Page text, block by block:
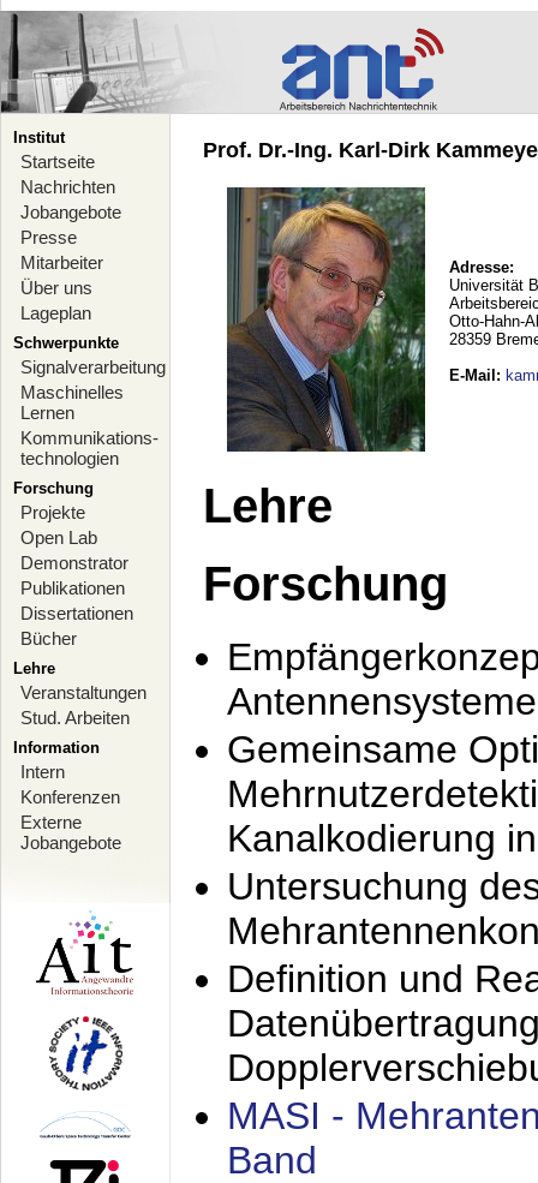
Institut
Startseite
Nachrichten
Jobangebote
Presse
Mitarbeiter
Über uns
Lageplan
Schwerpunkte
Signalverarbeitung
Maschinelles
Lernen
Kommunikations-
technologien
Forschung
Projekte
Open Lab
Demonstrator
Publikationen
Dissertationen
Bücher
Lehre
Veranstaltungen
Stud. Arbeiten
Information
Intern
Konferenzen
Externe
Jobangebote
Prof. Dr.-Ing. Karl-Dirk
Adresse:
Universität
Otto-Hahn-
28359
E-Mail :
Lehre
Forschung
Antennensysteme
Gemeinsame
Kanalkodierung
Untersuchung
Definition und
MASI -
Band